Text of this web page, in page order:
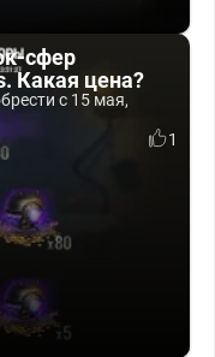
сфер
Какая цена?
с 15 мая,
1